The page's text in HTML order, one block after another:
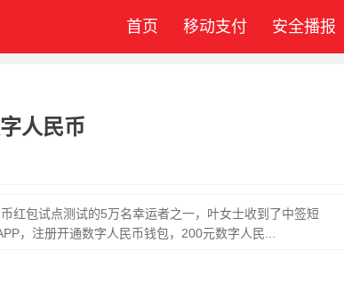
首页 移动支付 安全播报
人民币
红包试点测试的5万名幸运者之一，叶女士收到了中签短
，注册开通数字人民币钱包，200元数字人民...